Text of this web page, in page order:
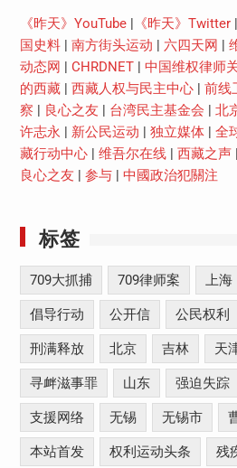
《昨天》YouTube| 《昨天》Twitter|
国史料| 南方街头运动 六四天网
动态网
CHRDNET| 中国维权律师
的西藏| 西藏人权与民主中心| 前线
察
良心之友 台湾民主基金会 北
许志永
新公民运动 独立媒体| 全
藏行动中心| 维吾尔在线| 西藏之声|
良心之友
参与| 中國政治犯關注
标签
709大抓捕 709律师案 上海
倡导行动 公开信 公民权利
刑满释放 北京 吉林 天
寻衅滋事罪 山东 强迫失踪
支援网络 无锡 无锡市
本站首发 权利运动头条 残